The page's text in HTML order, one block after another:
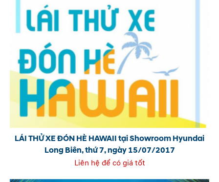
LÁI THỬ XE ĐÓN HÈ HAWAII tại Showroom Hyundai
Long Biên, thứ 7, ngày 15/07/2017
Liên hệ để có giá tốt